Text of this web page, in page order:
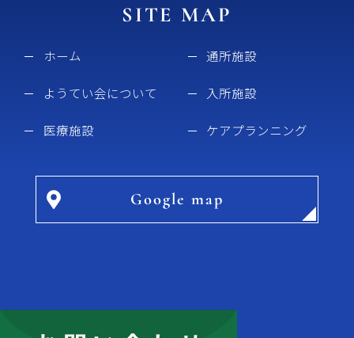
SITE MAP
ホーム 通所施設
ようてい会について 入所施設
医療施設 ケアプランニング
Google map